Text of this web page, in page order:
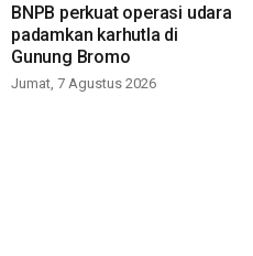
BNPB perkuat operasi udara
padamkan karhutla di
Gunung Bromo
Jumat, 7 Agustus 2026